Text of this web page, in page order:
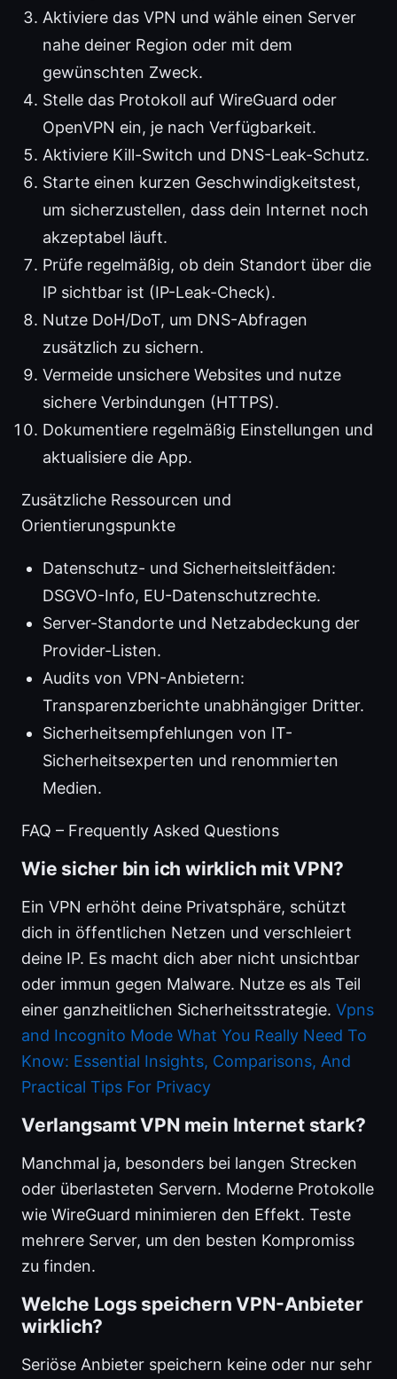
Aktiviere das VPN und wähle einen Server
nahe deiner Region oder mit dem
gewünschten Zweck.
Stelle das Protokoll auf WireGuard oder
OpenVPN ein, je nach Verfügbarkeit.
Aktiviere Kill-Switch und DNS-Leak-Schutz.
Starte einen kurzen Geschwindigkeitstest,
um sicherzustellen, dass dein Internet noch
akzeptabel läuft.
Prüfe regelmäßig, ob dein Standort über die
IP sichtbar ist (IP-Leak-Check).
Nutze DoH/DoT, um DNS-Abfragen
zusätzlich zu sichern.
Vermeide unsichere Websites und nutze
sichere Verbindungen (HTTPS).
Dokumentiere regelmäßig Einstellungen und
aktualisiere die App.
Zusätzliche Ressourcen und
Orientierungspunkte
Datenschutz- und Sicherheitsleitfäden:
DSGVO-Info, EU-Datenschutzrechte.
Server-Standorte und Netzabdeckung der
Provider-Listen.
Audits von VPN-Anbietern:
Transparenzberichte unabhängiger Dritter.
Sicherheitsempfehlungen von IT-
Sicherheitsexperten und renommierten
Medien.
FAQ – Frequently Asked Questions
Wie sicher bin ich wirklich mit VPN?
Ein VPN erhöht deine Privatsphäre, schützt
dich in öffentlichen Netzen und verschleiert
deine IP. Es macht dich aber nicht unsichtbar
oder immun gegen Malware. Nutze es als Teil
einer ganzheitlichen Sicherheitsstrategie. Vpns
and Incognito Mode What You Really Need To
Know: Essential Insights, Comparisons, And
Practical Tips For Privacy
Verlangsamt VPN mein Internet stark?
Manchmal ja, besonders bei langen Strecken
oder überlasteten Servern. Moderne Protokolle
wie WireGuard minimieren den Effekt. Teste
mehrere Server, um den besten Kompromiss
zu finden.
Welche Logs speichern VPN-Anbieter
wirklich?
Seriöse Anbieter speichern keine oder nur sehr